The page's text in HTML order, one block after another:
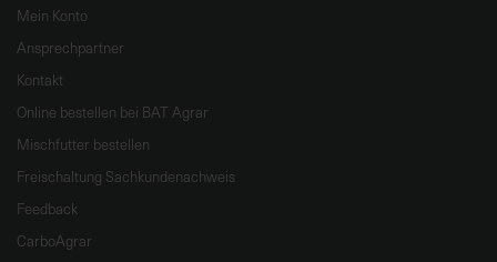
Mein Konto
Ansprechpartner
Kontakt
Online bestellen bei BAT Agrar
Mischfutter bestellen
Freischaltung Sachkundenachweis
Feedback
CarboAgrar